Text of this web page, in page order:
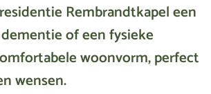
Rembrandtkapel een
of een fysieke
woonvorm, perfect
wensen.